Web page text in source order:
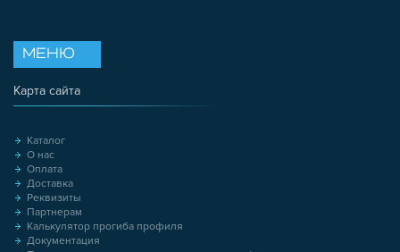
МЕНЮ
Карта сайта
Каталог
О нас
Оплата
Доставка
Реквизиты
Партнерам
Калькулятор прогиба профиля
Документация